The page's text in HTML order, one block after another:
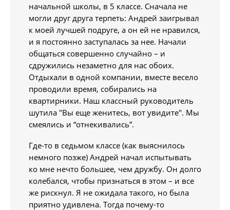
начальной школы, в 5 классе. Сначала не
могли друг друга терпеть: Андрей заигрывал
к моей лучшей подруге, а он ей не нравился,
и я постоянно заступалась за нее. Начали
общаться совершенно случайно – и
сдружились незаметно для нас обоих.
Отдыхали в одной компании, вместе весело
проводили время, собирались на
квартирники. Наш классный руководитель
шутила "Вы еще женитесь, вот увидите". Мы
смеялись и “отнекивались”.
Где-то в седьмом классе (как выяснилось
немного позже) Андрей начал испытывать
ко мне нечто большее, чем дружбу. Он долго
колебался, чтобы признаться в этом – и все
же рискнул. Я не ожидала такого, но была
приятно удивлена. Тогда почему-то